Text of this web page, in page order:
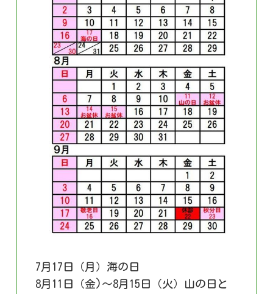
7月17日（月）海の日
8月11日（金)～8月15日（火）山の日と